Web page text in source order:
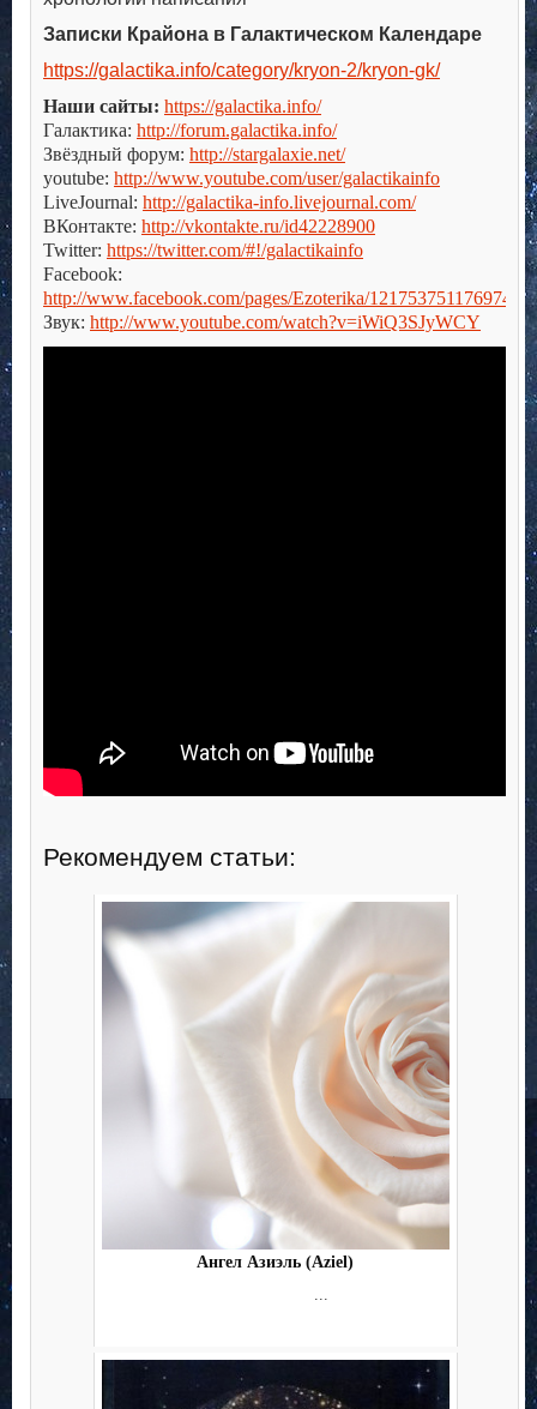
Записки Крайона в Галактическом Календаре
https://galactika.info/category/kryon-2/kryon-gk/
Наши сайты: https://galactika.info/
Галактика: http://forum.galactika.info/
Звёздный форум: http://stargalaxie.net/
youtube: http://www.youtube.com/user/galactikainfo
LiveJournal: http://galactika-info.livejournal.com/
ВКонтакте: http://vkontakte.ru/id42228900
Twitter: https://twitter.com/#!/galactikainfo
Facebook:
http://www.facebook.com/pages/Ezoterika/121753751176974
Звук: http://www.youtube.com/watch?v=iWiQ3SJyWCY
Рекомендуем статьи:
Ангел Азиэль (Aziel)